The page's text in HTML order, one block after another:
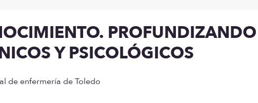
Recursos
Y PSICOLÓGICOS
de enfermería de Toledo